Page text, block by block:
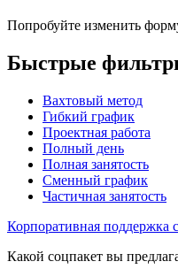
Попробуйте изменить
Быстрые
Вахтовый метод
Гибкий график
Проектная работа
Полный день
Полная занятость
Сменный график
Частичная занятость
Корпоративная поддержка
Какой соцпакет вы